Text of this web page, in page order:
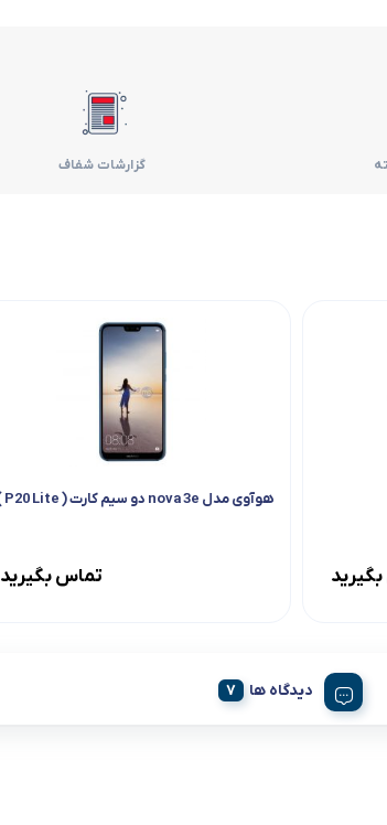
گوشتکوب برقی
همزن
هود
گزارشات شفاف
هوآوی مدل nova 3e دو سیم کارت ( P20 Lite )
تماس بگیرید
دیدگاه ها